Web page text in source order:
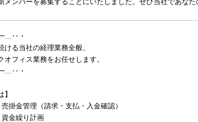
・
ける当社の経理業務全般、
オフィス業務をお任せします。
・
】
掛金管理（請求・支払・入金確認）
金繰り計画